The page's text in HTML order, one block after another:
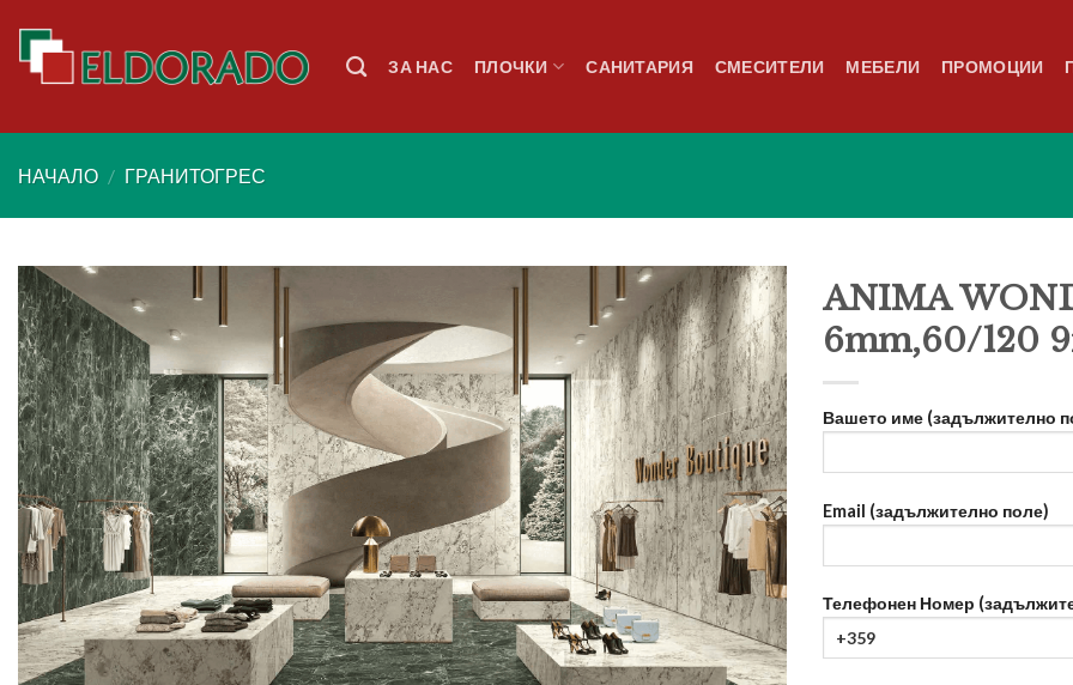
content
ЗА НАС ПЛОЧКИ САНИТАРИЯ СМЕСИТЕЛИ МЕБЕЛИ ПРОМОЦИИ
НАЧАЛО / ГРАНИТОГРЕС
Добави
в
любими
ANIMA
6mm,60/120
Вашето име (задължително
Email (задължително поле)
Телефонен Номер